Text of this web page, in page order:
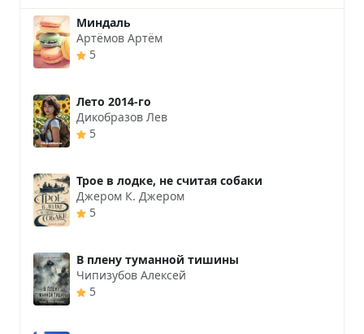
Миндаль
Артёмов Артём
5
Лето 2014-го
Дикобразов Лев
5
Трое в лодке, не считая собаки
Джером К. Джером
5
В плену туманной тишины
Чипизубов Алексей
5